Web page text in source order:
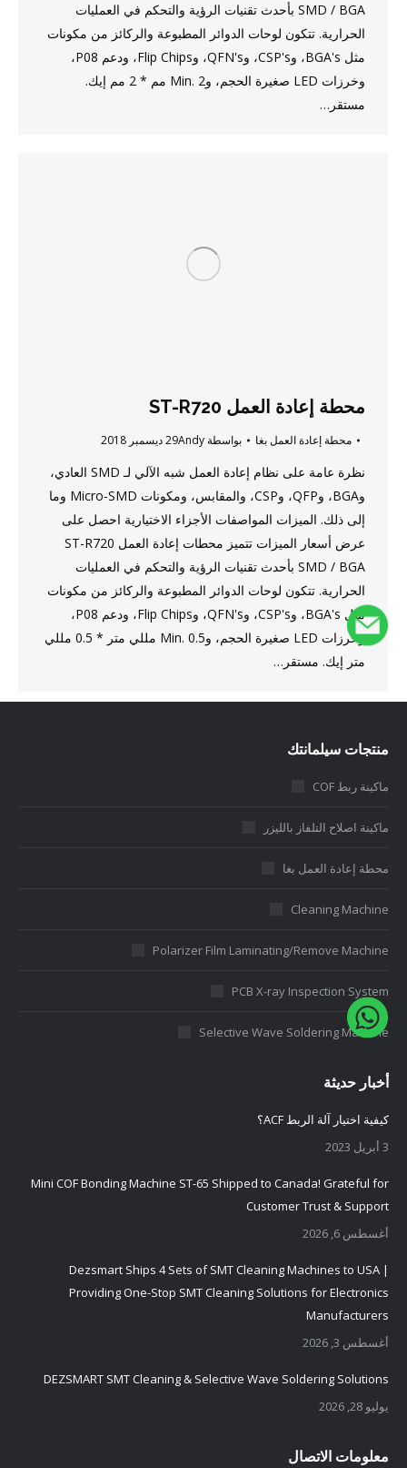
SMD / BGA بأحدث تقنيات الرؤية والتحكم في العمليات
الحرارية. تتكون لوحات الدوائر المطبوعة والركائز من مكونات
مثل BGA's، وCSP's، وQFN's، وFlip Chips، ودعم P08،
وخرزات LED صغيرة الحجم، وMin. 2 مم * 2 مم إيك.
مستقر…
محطة إعادة العمل ST-R720
محطة إعادة العمل بغا بواسطةAndy29 ديسمبر 2018
نظرة عامة على نظام إعادة العمل شبه الآلي لـ SMD العادي،
وBGA، وQFP، وCSP، والمقابس، ومكونات Micro-SMD وما
إلى ذلك. الميزات المواصفات الأجزاء الاختيارية احصل على
عرض أسعار الميزات تتميز محطات إعادة العمل ST-R720
SMD / BGA بأحدث تقنيات الرؤية والتحكم في العمليات
الحرارية. تتكون لوحات الدوائر المطبوعة والركائز من مكونات
مثل BGA's، وCSP's، وQFN's، وFlip Chips، ودعم P08،
وخرزات LED صغيرة الحجم، وMin. 0.5 مللي متر * 0.5 مللي
متر إيك. مستقر…
منتجات سيلمانتك
ماكينة ربط COF
ماكينة اصلاح التلفاز بالليزر
محطة إعادة العمل بغا
Cleaning Machine
Polarizer Film Laminating/Remove Machine
PCB X-ray Inspection System
Selective Wave Soldering Machine
أخبار حديثة
كيفية اختيار آلة الربط ACF؟
3 أبريل 2023
Mini COF Bonding Machine ST-65 Shipped to Canada! Grateful for
Customer Trust & Support
أغسطس 6, 2026
Dezsmart Ships 4 Sets of SMT Cleaning Machines to USA |
Providing One-Stop SMT Cleaning Solutions for Electronics
Manufacturers
أغسطس 3, 2026
DEZSMART SMT Cleaning & Selective Wave Soldering Solutions
يوليو 28, 2026
معلومات الاتصال